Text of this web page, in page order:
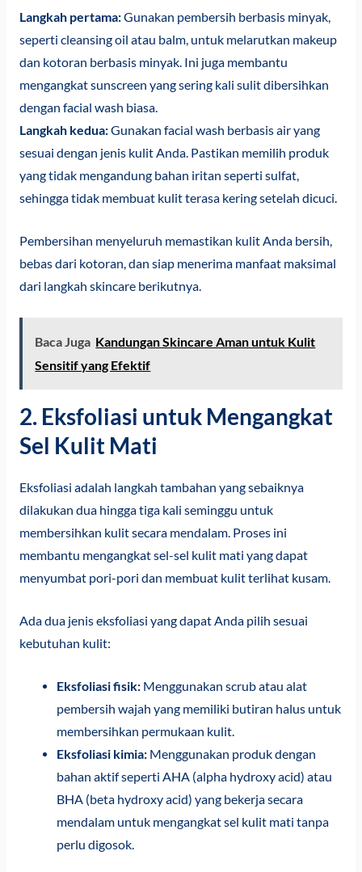
Langkah pertama:Gunakan pembersih berbasis minyak,
seperti cleansing oil atau balm, untuk melarutkan makeup
dan kotoran berbasis minyak. Ini juga membantu
mengangkat sunscreen yang sering kali sulit dibersihkan
dengan facial wash biasa.
Langkah kedua:Gunakan facial wash berbasis air yang
sesuai dengan jenis kulit Anda. Pastikan memilih produk
yang tidak mengandung bahan iritan seperti sulfat,
sehingga tidak membuat kulit terasa kering setelah dicuci.
Pembersihan menyeluruh memastikan kulit Anda bersih,
bebas dari kotoran, dan siap menerima manfaat maksimal
dari langkah skincare berikutnya.
Baca Juga Kandungan Skincare Aman untuk Kulit
Sensitif yang Efektif
2. Eksfoliasi untuk Mengangkat
Sel Kulit Mati
Eksfoliasi adalah langkah tambahan yang sebaiknya
dilakukan dua hingga tiga kali seminggu untuk
membersihkan kulit secara mendalam. Proses ini
membantu mengangkat sel-sel kulit mati yang dapat
menyumbat pori-pori dan membuat kulit terlihat kusam.
Ada dua jenis eksfoliasi yang dapat Anda pilih sesuai
kebutuhan kulit:
Eksfoliasi fisik: Menggunakan scrub atau alat
pembersih wajah yang memiliki butiran halus untuk
membersihkan permukaan kulit.
Eksfoliasi kimia: Menggunakan produk dengan
bahan aktif seperti AHA (alpha hydroxy acid) atau
BHA (beta hydroxy acid) yang bekerja secara
mendalam untuk mengangkat sel kulit mati tanpa
perlu digosok.